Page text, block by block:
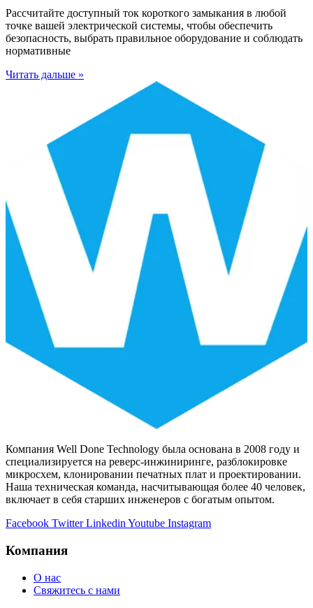
Рассчитайте доступный ток короткого замыкания в любой
точке вашей электрической системы, чтобы обеспечить
безопасность, выбрать правильное оборудование и соблюдать
нормативные
Читать дальше »
Компания Well Done Technology была основана в 2008 году и
специализируется на реверс-инжиниринге, разблокировке
микросхем, клонировании печатных плат и проектировании.
Наша техническая команда, насчитывающая более 40 человек,
включает в себя старших инженеров с богатым опытом.
Facebook Twitter Linkedin Youtube Instagram
Компания
О нас
Свяжитесь с нами